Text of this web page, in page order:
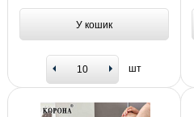
У кошик
шт